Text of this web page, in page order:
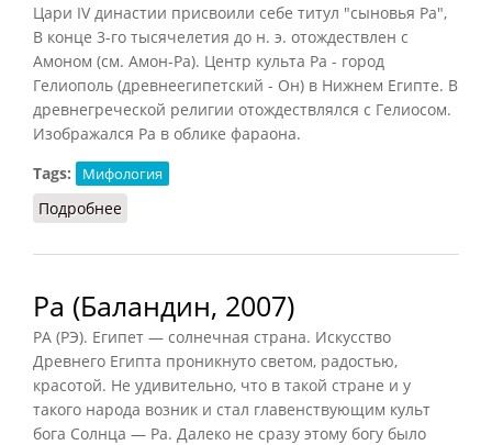
Цари IV династии присвоили себе титул "сыновья Ра",
В конце 3-го тысячелетия до н. э. отождествлен с
Амоном (см. Амон-Ра). Центр культа Ра - город
Гелиополь (древнеегипетский - Он) в Нижнем Египте. В
древнегреческой религии отождествлялся с Гелиосом.
Изображался Ра в облике фараона.
Tags:
Мифология
Подробнее
Ра (Баландин, 2007)
РА (РЭ). Египет — солнечная страна. Искусство
Древнего Египта проникнуто светом, радостью,
красотой. Не удивительно, что в такой стране и у
такого народа возник и стал главенствующим культ
бога Солнца — Ра. Далеко не сразу этому богу было